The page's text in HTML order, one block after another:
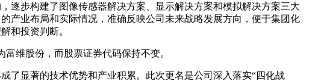
逐步构建了图像传感器解决方案、显示解决方案和模拟解决方案三大
产业布局和实际情况，准确反映公司未来战略发展方向，便于集团化
和投资判断。
维股份，而股票证券代码保持不变。
了显著的技术优势和产业积累。此次更名是公司深入落实“四化战